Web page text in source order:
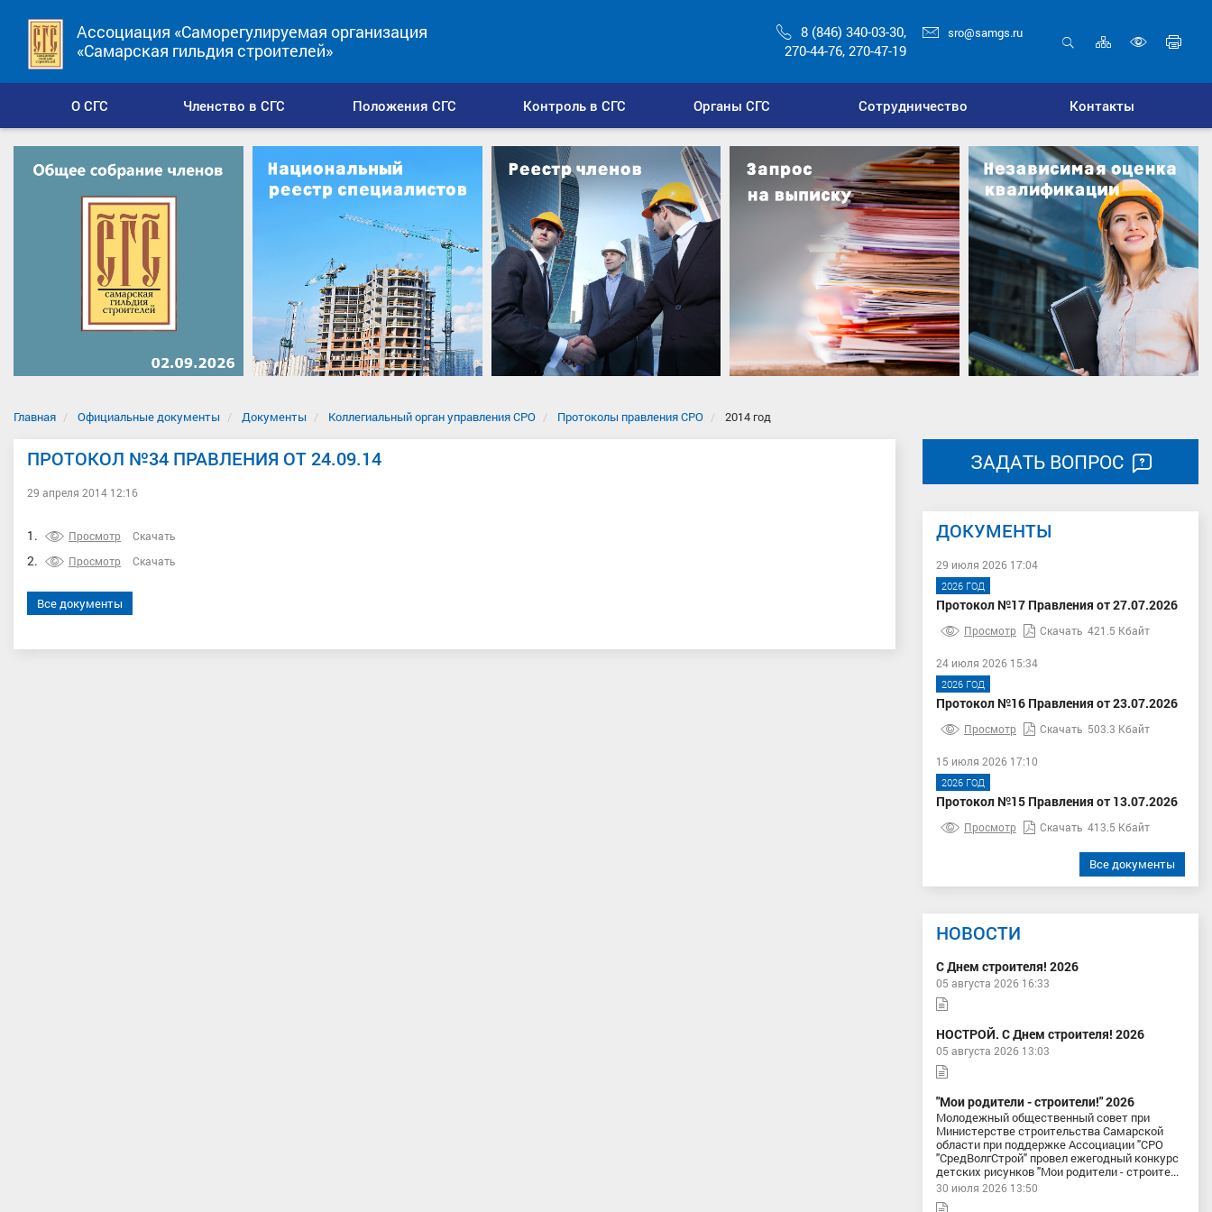
Ассоциация «Саморегулируемая организация
«Самарская гильдия строителей»
8 (846) 340-03-30,
270-44-76, 270-47-19
sro@samgs.ru Карта
сайта
О СГС Членство в СГС Положения СГС Контроль в СГС Органы СГС Сотрудничество Контакты
Главная Официальные документы Документы Коллегиальный орган управления СРО Протоколы правления СРО 2014 год
ПРОТОКОЛ №34 ПРАВЛЕНИЯ ОТ 24.09.14
29 апреля 2014 12:16
1. Просмотр Скачать
2. Просмотр Скачать
Все документы
ЗАДАТЬ ВОПРОС
ДОКУМЕНТЫ
29 июля 2026 17:04
2026 ГОД
Протокол №17 Правления от 27.07.2026
Просмотр Скачать 421.5 Кбайт
24 июля 2026 15:34
2026 ГОД
Протокол №16 Правления от 23.07.2026
Просмотр Скачать 503.3 Кбайт
15 июля 2026 17:10
2026 ГОД
Протокол №15 Правления от 13.07.2026
Просмотр Скачать 413.5 Кбайт
Все документы
НОВОСТИ
С Днем строителя! 2026
05 августа 2026 16:33
НОСТРОЙ. С Днем строителя! 2026
05 августа 2026 13:03
"Мои родители - строители!" 2026
Молодежный общественный совет при
Министерстве строительства Самарской
области при поддержке Ассоциации "СРО
"СредВолгСтрой" провел ежегодный конкурс
детских рисунков "Мои родители - строите...
30 июля 2026 13:50